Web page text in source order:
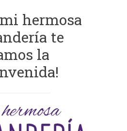
hermosa
te
la